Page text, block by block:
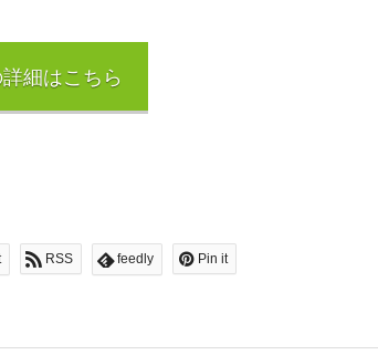
細はこちら
RSS feedly Pin it